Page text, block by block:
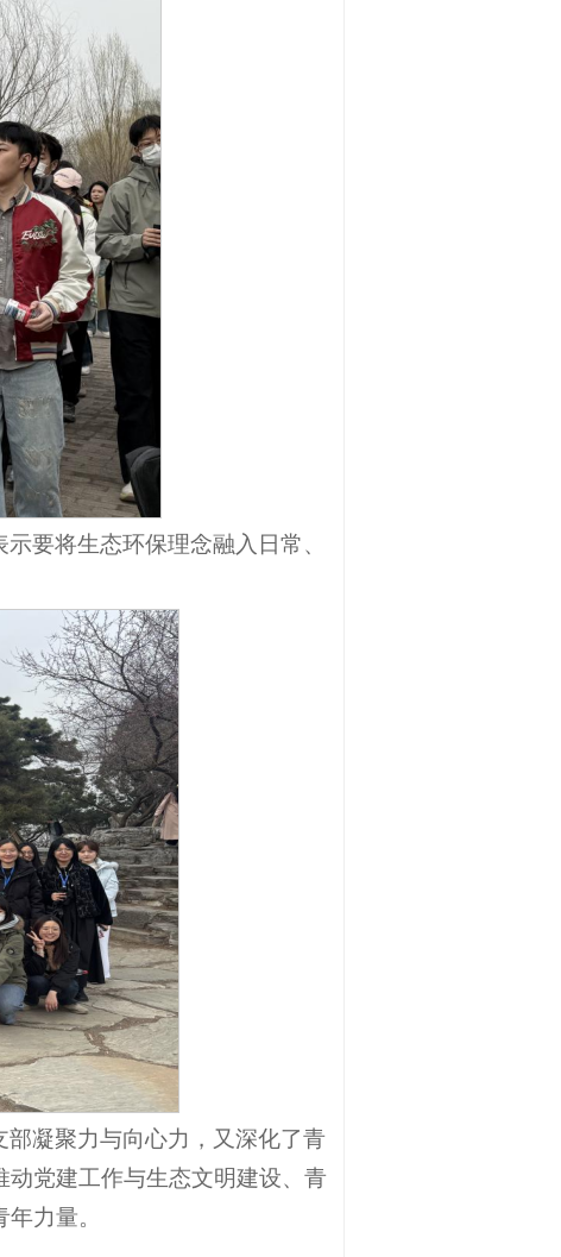
要将生态环保理念融入日常、
凝聚力与向心力，又深化了青
党建工作与生态文明建设、青
力量。